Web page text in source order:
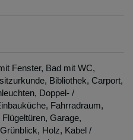
Fenster Bad mit WC
Bibliothek Carport
Doppel- /
Fahrradraum
Flügeltüren Garage
Grünblick Holz Kabel /